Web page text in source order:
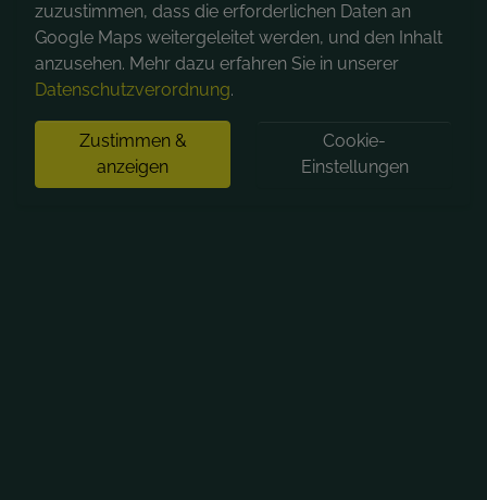
zuzustimmen, dass die erforderlichen Daten an
Google Maps weitergeleitet werden, und den Inhalt
anzusehen. Mehr dazu erfahren Sie in unserer
Datenschutzverordnung.
Zustimmen &
anzeigen
Cookie-
Einstellungen